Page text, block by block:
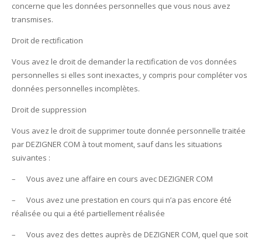
concerne que les données personnelles que vous nous avez
transmises.
Droit de rectification
Vous avez le droit de demander la rectification de vos données
personnelles si elles sont inexactes, y compris pour compléter vos
données personnelles incomplètes.
Droit de suppression
Vous avez le droit de supprimer toute donnée personnelle traitée
par DEZIGNER COM à tout moment, sauf dans les situations
suivantes :
– Vous avez une affaire en cours avec DEZIGNER COM
– Vous avez une prestation en cours qui n’a pas encore été
réalisée ou qui a été partiellement réalisée
– Vous avez des dettes auprès de DEZIGNER COM, quel que soit